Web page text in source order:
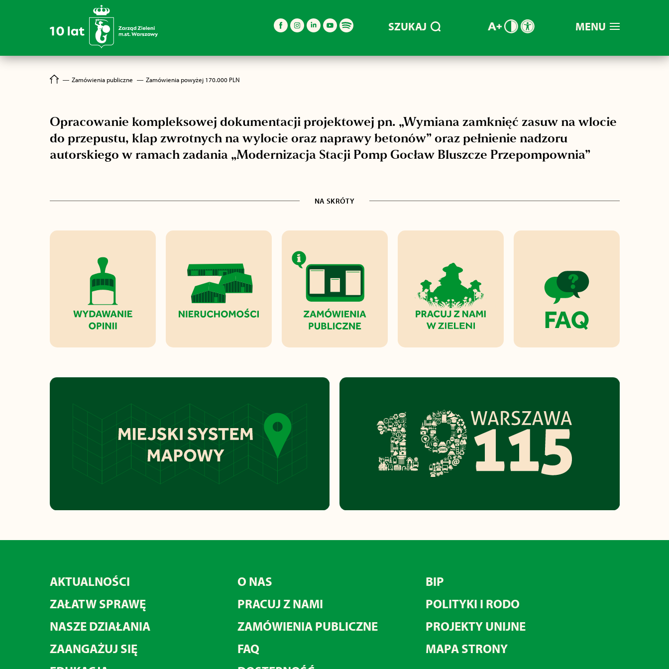
MENU
SZUKAJ
― Zamówienia publiczne ― Zamówienia powyżej 170.000 PLN
Opracowanie kompleksowej dokumentacji projektowej pn. „Wymiana zamknięć zasuw na wlocie
do przepustu, klap zwrotnych na wylocie oraz naprawy betonów” oraz pełnienie nadzoru
autorskiego w ramach zadania „Modernizacja Stacji Pomp Gocław Bluszcze Przepompownia”
NA SKRÓTY
AKTUALNOŚCI
ZAŁATW SPRAWĘ
NASZE DZIAŁANIA
ZAANGAŻUJ SIĘ
O NAS
PRACUJ Z NAMI
ZAMÓWIENIA PUBLICZNE
FAQ
BIP
POLITYKI I RODO
PROJEKTY UNIJNE
MAPA STRONY